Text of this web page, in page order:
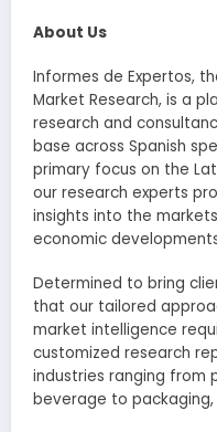
About Us
Informes de Expertos,
Market Research, is a
research and
base across Spanish
primary focus on the
our research experts
insights into the
economic
Determined to bring
that our tailored
market intelligence
customized research
industries ranging from
beverage to